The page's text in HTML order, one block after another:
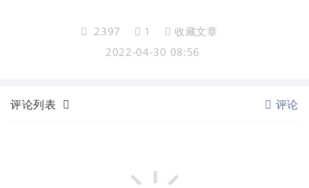
2397 1
收藏文章
2022-04-30 08:56
评论列表 评论